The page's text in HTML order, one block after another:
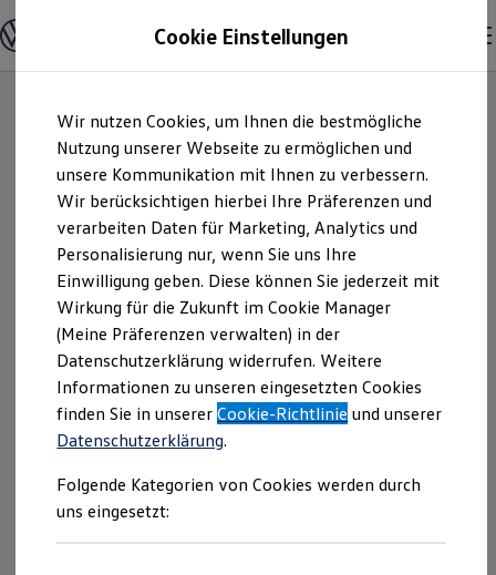
Hauptinhalt
springen
Footer
springen
Modelle & Konfigurator
Nutzfahrzeugkategorien entdecken
Modelle konfigurieren
Vorgängermodelle und Oldtimer
Vorgängermodelle
Oldtimer
Bulli Historie
Branchenlösungen & Gewerbekunden
Umbaulösungen und Hersteller finden
Auf- und Umbauten entdecken & konfigurieren
Groß- und Sonderkunden
Großkunden
Kommunen & Behörden
Journalisten
Sportvereine
Branchenlösungen
Bau & Handwerk
Gewerbliche Personenbeförderung
Service & mobile Werkstätten
Kurier, Logistik & Handel
Feuerwehr
Rettungsdienste
ONE Business ID Vorteile
Fahrzeugsuche & Marktplatz
Halbac - Autohaus -
GmbH | Impressum
& Rechtliches
Hier finden Sie Informationen über die
Halbac - Autohaus - GmbH als
verantwortliche Anbieterin von Inhalten
und Angeboten, die auf dieser Webseite
speziell aufgeführt sind.
Cookie Einstellungen
Wir nutzen Cookies, um Ihnen die bestmögliche
Nutzung unserer Webseite zu ermöglichen und
unsere Kommunikation mit Ihnen zu verbessern.
Wir berücksichtigen hierbei Ihre Präferenzen und
verarbeiten Daten für Marketing, Analytics und
Personalisierung nur, wenn Sie uns Ihre
Einwilligung geben. Diese können Sie jederzeit mit
Wirkung für die Zukunft im Cookie Manager
(Meine Präferenzen verwalten) in der
Datenschutzerklärung widerrufen. Weitere
Informationen zu unseren eingesetzten Cookies
finden Sie in unsererCookie-Richtlinie und unserer
Datenschutzerklärung.
Folgende Kategorien von Cookies werden durch
uns eingesetzt: